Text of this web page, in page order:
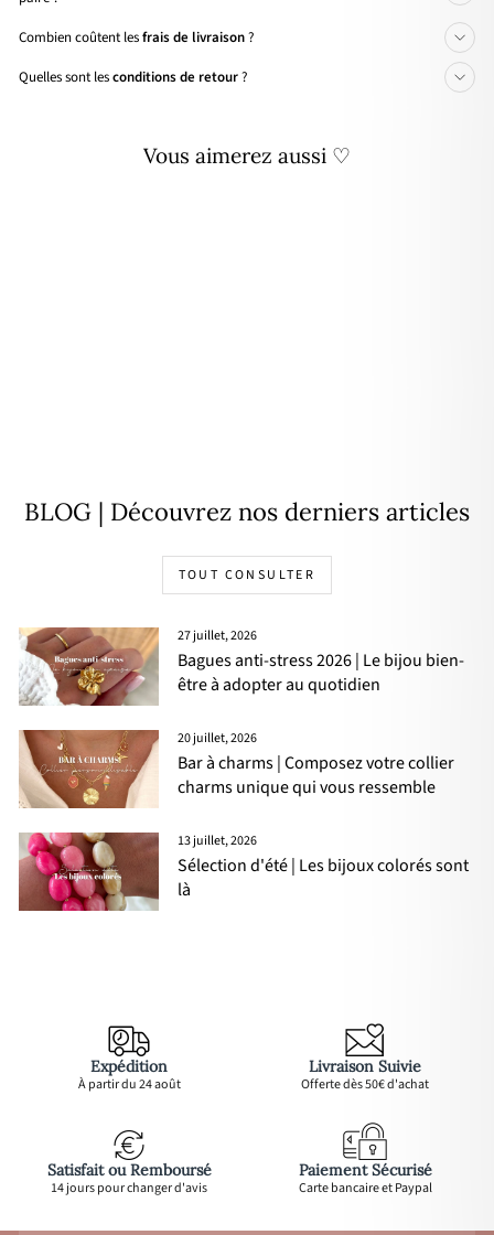
Combien coûtent lesfrais de livraison?
Quelles sont lesconditions de retour?
Vous aimerez aussi ♡
BLOG | Découvrez nos derniers articles
TOUT CONSULTER
27 juillet, 2026
Bagues anti-stress 2026 | Le bijou bien-
être à adopter au quotidien
20 juillet, 2026
Bar à charms | Composez votre collier
charms unique qui vous ressemble
13 juillet, 2026
Sélection d'été | Les bijoux colorés sont
là
Expédition
À partir du 24 août
Livraison Suivie
Offerte dès 50€ d'achat
Satisfait ou Remboursé
14 jours pour changer d'avis
Paiement Sécurisé
Carte bancaire et Paypal